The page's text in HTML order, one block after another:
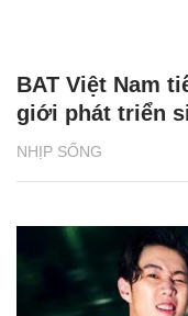
NHỊP SỐNG
BAT Việt Nam
giới phát triển